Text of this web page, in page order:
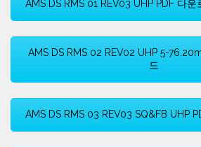
AMS DS RMS 01 REV03 UHP PDF 다운
AMS DS RMS 02 REV02 UHP 5-
드
AMS DS RMS 03 REV03 SQ&FB UHP